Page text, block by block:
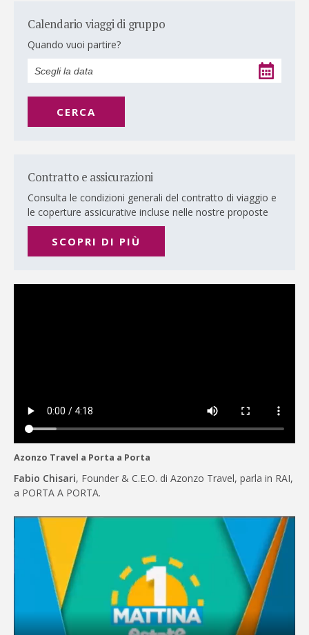
Calendario viaggi di gruppo
Quando vuoi partire?
CERCA
Contratto e assicurazioni
Consulta le condizioni generali del contratto di viaggio e
le coperture assicurative incluse nelle nostre proposte
SCOPRI DI PIÙ
Azonzo Travel a Porta a Porta
Fabio Chisari, Founder & C.E.O. di Azonzo Travel, parla in RAI,
a PORTA A PORTA.